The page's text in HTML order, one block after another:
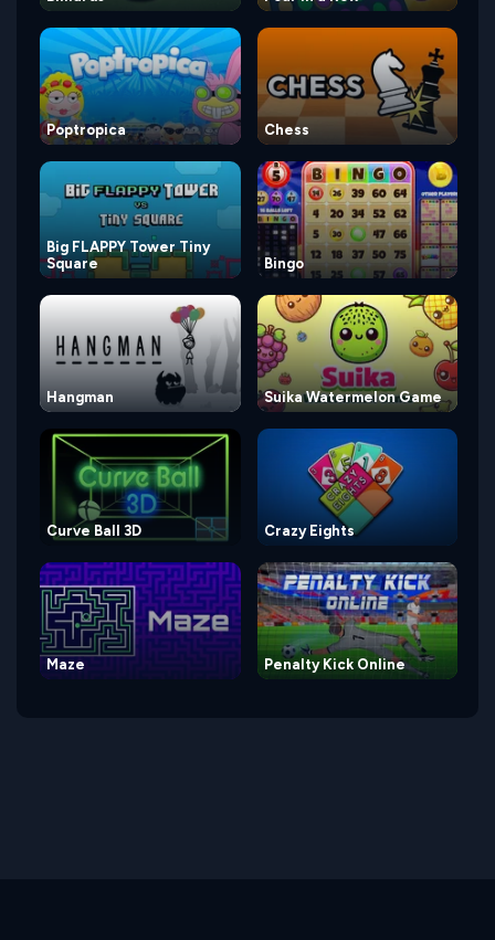
Poptropica Chess
Big FLAPPY Tower Tiny
Square
Bingo
Hangman Suika Watermelon Game
Curve Ball 3D Crazy Eights
Maze Penalty Kick Online